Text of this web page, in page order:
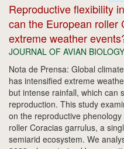
Reproductive flexibility
can the European roller
extreme weather
JOURNAL OF AVIAN
Nota de Prensa: Global
has intensified extreme
but intense rainfall, which can
reproduction. This study
on the reproductive
roller Coracias garrulus, a
semiarid ecosystem. We